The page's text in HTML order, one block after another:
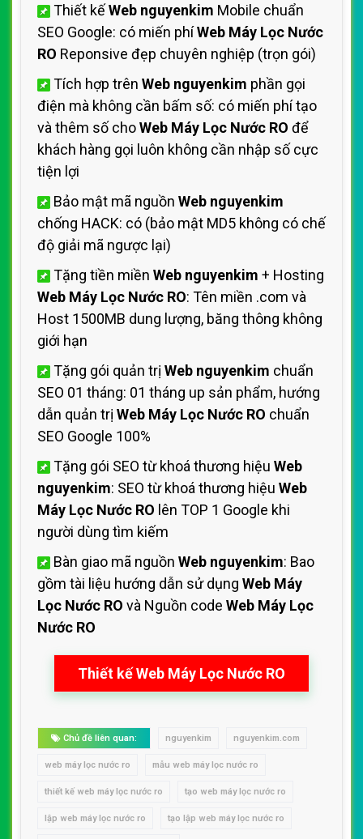
Thiết kếWeb nguyenkim Mobile chuẩn
SEO Google: có miến phíWeb Máy Lọc Nước
RO Reponsive đẹp chuyên nghiệp (trọn gói)
Tích hợp trên Web nguyenkim phần gọi
điện mà không cần bấm số: có miến phí tạo
và thêm số choWeb Máy Lọc Nước RO để
khách hàng gọi luôn không cần nhập số cực
tiện lợi
Bảo mật mã nguồn Web nguyenkim
chống HACK: có (bảo mật MD5 không có chế
độ giải mã ngược lại)
Tặng tiền miền Web nguyenkim + Hosting
Web Máy Lọc Nước RO: Tên miền .com và
Host 1500MB dung lượng, băng thông không
giới hạn
Tặng gói quản trị Web nguyenkim chuẩn
SEO 01 tháng: 01 tháng up sản phẩm, hướng
dẫn quản trị Web Máy Lọc Nước RO chuẩn
SEO Google 100%
Tặng gói SEO từ khoá thương hiệu Web
nguyenkim: SEO từ khoá thương hiệu Web
Máy Lọc Nước RO lên TOP 1 Google khi
người dùng tìm kiếm
Bàn giao mã nguồn Web nguyenkim: Bao
gồm tài liệu hướng dẫn sử dụng Web Máy
Lọc Nước RO và Nguồn code Web Máy Lọc
Nước RO
Thiết kế Web Máy Lọc Nước RO
Chủ đề liên quan: nguyenkim nguyenkim.com
web máy lọc nước ro mẫu web máy lọc nước ro
thiết kế web máy lọc nước ro tạo web máy lọc nước ro
lập web máy lọc nước ro tạo lập web máy lọc nước ro